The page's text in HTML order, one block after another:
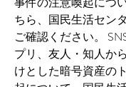
ちら、国民生活セン
ご確認ください。
プリ、友人・知人か
けとした暗号資産の